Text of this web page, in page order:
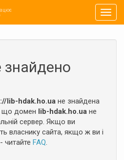
знайдено
lib-hdak.ho.ua не знайдена
що домен lib-hdak.ho.ua не
сервер. Якщо ви
власнику сайта, якщо ж ви і
читайте FAQ.